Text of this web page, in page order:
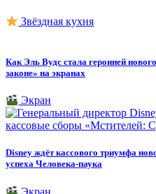
Звёздная кухня
Как Эль Вудс стала героиней
законе» на экранах
Экран
Disney ждёт кассового триумфа
успеха Человека-паука
Экран